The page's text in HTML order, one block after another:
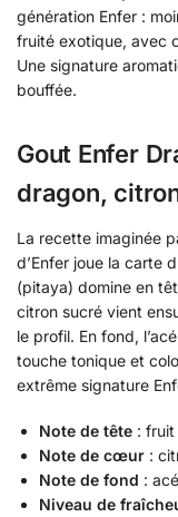
génération Enfer :
fruité exotique, avec
Une signature
bouffée.
Gout Enfer
dragon,
La recette imaginée
d’Enfer joue la carte
(pitaya) domine en
citron sucré vient
le profil. En fond,
touche tonique et
extrême signature
Note de tête :
Note de cœur :
Note de fond :
Niveau de